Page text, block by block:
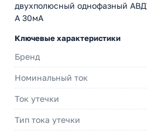
двухполюсный однофазный
А 30мА
Ключевые характеристики
Бренд
Номинальный ток
Ток утечки
Тип тока утечки